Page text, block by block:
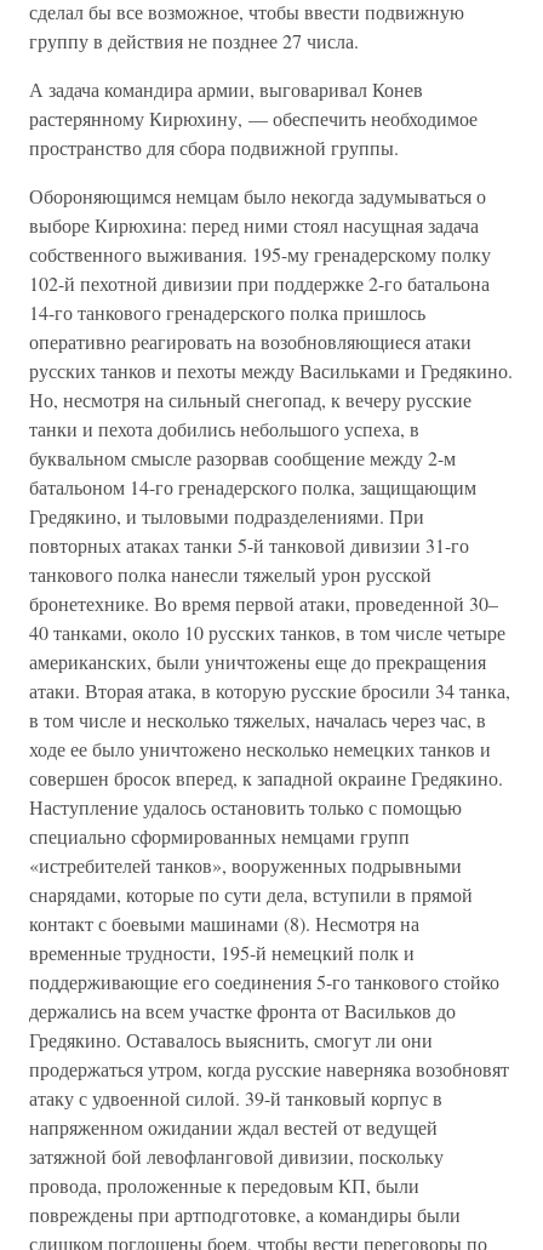
сделал бы все возможное, чтобы ввести подвижную
группу в действия не позднее 27 числа.
А задача командира армии, выговаривал Конев
растерянному Кирюхину, — обеспечить необходимое
пространство для сбора подвижной группы.
Обороняющимся немцам было некогда задумываться о
выборе Кирюхина: перед ними стоял насущная задача
собственного выживания. 195-му гренадерскому полку
102-й пехотной дивизии при поддержке 2-го батальона
14-го танкового гренадерского полка пришлось
оперативно реагировать на возобновляющиеся атаки
русских танков и пехоты между Васильками и Гредякино.
Но, несмотря на сильный снегопад, к вечеру русские
танки и пехота добились небольшого успеха, в
буквальном смысле разорвав сообщение между 2-м
батальоном 14-го гренадерского полка, защищающим
Гредякино, и тыловыми подразделениями. При
повторных атаках танки 5-й танковой дивизии 31-го
танкового полка нанесли тяжелый урон русской
бронетехнике. Во время первой атаки, проведенной 30–
40 танками, около 10 русских танков, в том числе четыре
американских, были уничтожены еще до прекращения
атаки. Вторая атака, в которую русские бросили 34 танка,
в том числе и несколько тяжелых, началась через час, в
ходе ее было уничтожено несколько немецких танков и
совершен бросок вперед, к западной окраине Гредякино.
Наступление удалось остановить только с помощью
специально сформированных немцами групп
«истребителей танков», вооруженных подрывными
снарядами, которые по сути дела, вступили в прямой
контакт с боевыми машинами (8). Несмотря на
временные трудности, 195-й немецкий полк и
поддерживающие его соединения 5-го танкового стойко
держались на всем участке фронта от Васильков до
Гредякино. Оставалось выяснить, смогут ли они
продержаться утром, когда русские наверняка возобновят
атаку с удвоенной силой. 39-й танковый корпус в
напряженном ожидании ждал вестей от ведущей
затяжной бой левофланговой дивизии, поскольку
провода, проложенные к передовым КП, были
повреждены при артподготовке, а командиры были
слишком поглощены боем, чтобы вести переговоры по